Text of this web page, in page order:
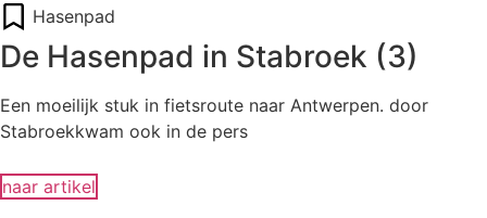
Hasenpad
De Hasenpad in Stabroek (3)
Een moeilijk stuk in fietsroute naar Antwerpen. door
Stabroekkwam ook in de pers
naar artikel